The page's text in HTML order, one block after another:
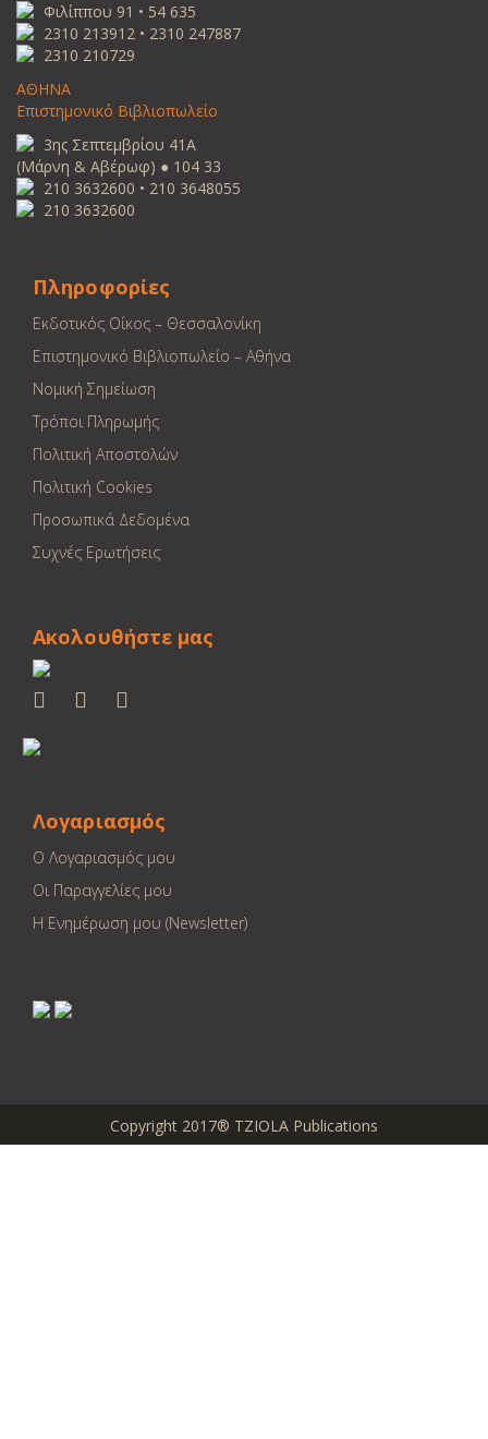
Φιλίππου 91 • 54 635
2310 213912 • 2310 247887
2310 210729
ΑΘΗΝΑ
Επιστημονικό Βιβλιοπωλείο
3ης Σεπτεμβρίου 41Α
(Μάρνη & Αβέρωφ) ● 104 33
210 3632600 • 210 3648055
210 3632600
Πληροφορίες
Εκδοτικός Οίκος – Θεσσαλονίκη
Επιστημονικό Βιβλιοπωλείο – Αθήνα
Νομική Σημείωση
Τρόποι Πληρωμής
Πολιτική Αποστολών
Πολιτική Cookies
Προσωπικά Δεδομένα
Συχνές Ερωτήσεις
Ακολουθήστε μας
Λογαριασμός
Ο Λογαριασμός μου
Οι Παραγγελίες μου
Η Ενημέρωση μου (Newsletter)
Copyright 2017® TZIOLA Publications